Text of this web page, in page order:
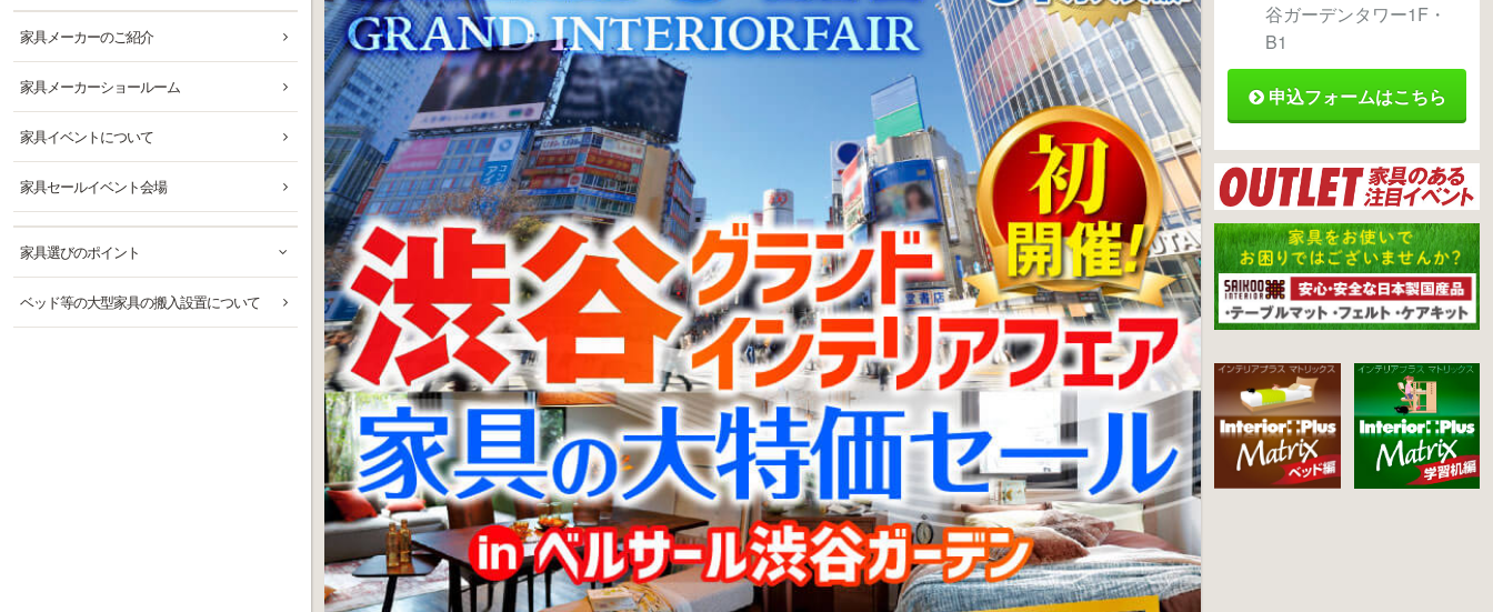
谷ガーデンタワー1F・
B1
申込フォームはこちら
家具メーカーのご紹介
家具メーカーショールーム
家具イベントについて
家具セールイベント会場
家具選びのポイント
ベッド等の大型家具の搬入設置について